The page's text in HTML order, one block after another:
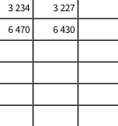
3 234
3 227
6 470
6 430